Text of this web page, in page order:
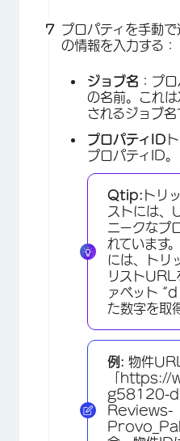
プロパティを手動
の情報を入力する：
ジョブ名 ：プ
の名前。これ
されるジョブ名
プロパティID
プロパティID。
Qtip: トリ
ストには、
ニークなプ
れています
には、トリ
リストURL
ァベット
た数字を取
例: 物件
「
g58120-
Reviews-